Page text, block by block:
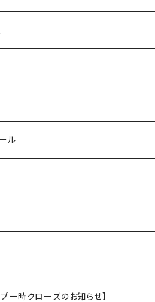
スケットボール部
- 公式グッズ -
ファンクラブ入会 -
ル
ーズ
ケットボール
プ一時クローズのお知らせ】